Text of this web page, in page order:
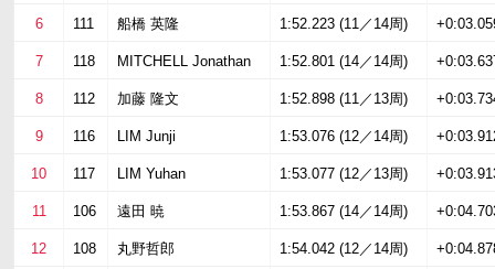
6 111 船橋 英隆 1:52.223 (11／14周)
7 118 MITCHELL Jonathan 1:52.801 (14／14周)
8 112 加藤 隆文 1:52.898 (11／13周)
9 116 LIM Junji 1:53.076 (12／14周)
10 117 LIM Yuhan 1:53.077 (12／13周)
11 106 遠田 暁 1:53.867 (14／14周)
12 108 丸野哲郎 1:54.042 (12／14周)